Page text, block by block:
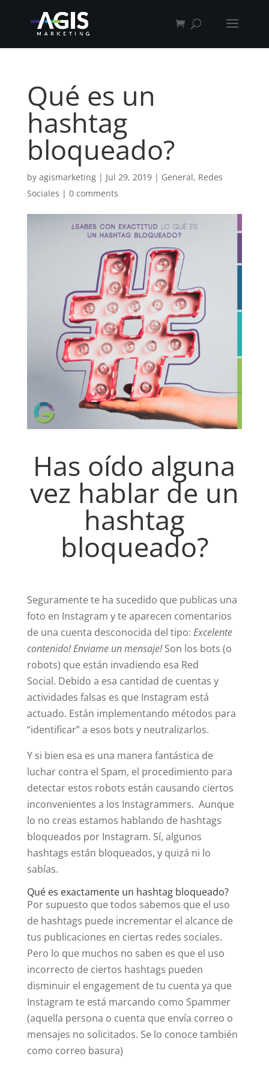
Qué es un
hashtag
bloqueado?
by agismarketing| Jul 29, 2019| General, Redes
Sociales | 0 comments
Has oído alguna
vez hablar de un
hashtag
bloqueado?
Seguramente te ha sucedido que publicas una
foto en Instagram y te aparecen comentarios
de una cuenta desconocida del tipo: Excelente
contenido! Enviame un mensaje! Son los bots (o
robots) que están invadiendo esa Red
Social. Debido a esa cantidad de cuentas y
actividades falsas es que Instagram está
actuado. Están implementando métodos para
“identificar” a esos bots y neutralizarlos.
Y si bien esa es una manera fantástica de
luchar contra el Spam, el procedimiento para
detectar estos robots están causando ciertos
inconvenientes a los Instagrammers. Aunque
lo no creas estamos hablando de hashtags
bloqueados por Instagram. Sí, algunos
hashtags están bloqueados, y quizá ni lo
sabías.
Qué es exactamente un hashtag bloqueado?
Por supuesto que todos sabemos que el uso
de hashtags puede incrementar el alcance de
tus publicaciones en ciertas redes sociales.
Pero lo que muchos no saben es que el uso
incorrecto de ciertos hashtags pueden
disminuir el engagement de tu cuenta ya que
Instagram te está marcando como Spammer
(aquella persona o cuenta que envía correo o
mensajes no solicitados. Se lo conoce también
como correo basura)